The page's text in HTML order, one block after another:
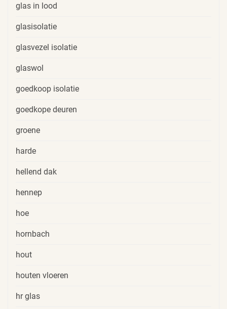
glas in lood
glasisolatie
glasvezel isolatie
glaswol
goedkoop isolatie
goedkope deuren
groene
harde
hellend dak
hennep
hoe
hornbach
hout
houten vloeren
hr glas